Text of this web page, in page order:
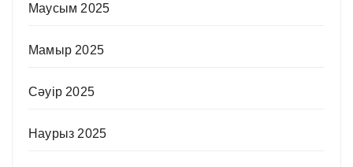
Маусым 2025
Мамыр 2025
Сәуір 2025
Наурыз 2025